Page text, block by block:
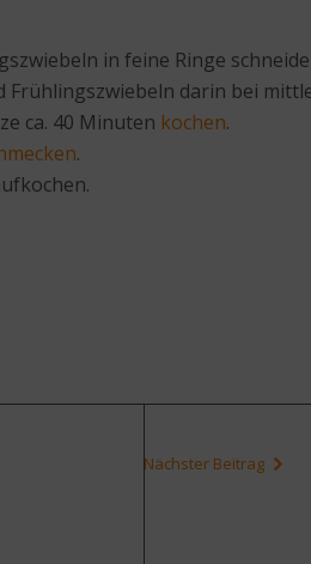
in feine Ringe
darin bei
ca. 40 Minuten kochen.
.
Nächster Beitrag